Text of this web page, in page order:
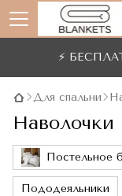
⚡
Для спальни
Наволочки
Постельное
Пододеяльники